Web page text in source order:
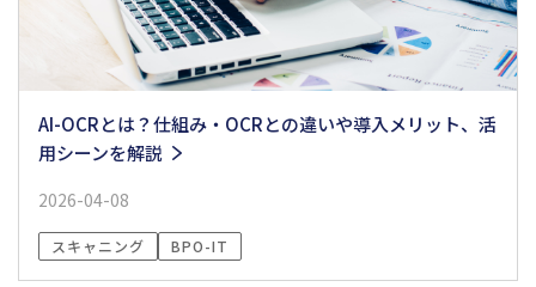
AI-OCRとは？仕組み・OCRとの違いや導入メリット、活
用シーンを解説
2026-04-08
スキャニング BPO-IT